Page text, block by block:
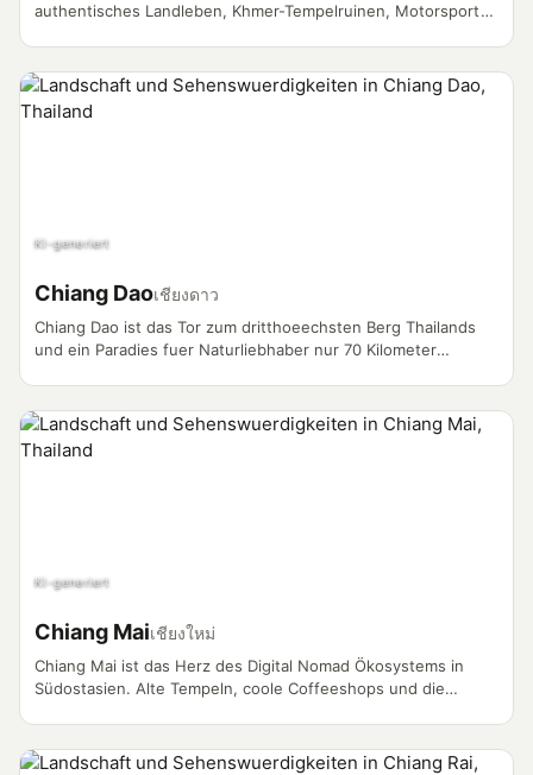
authentisches Landleben, Khmer-Tempelruinen, Motorsport
KI-generiert
Chiang Daoเชียงดาว
Chiang Dao ist das Tor zum dritthoeechsten Berg Thailands
und ein Paradies fuer Naturliebhaber nur 70 Kilometer
einige der besten Wanderungen Nordthailands.
KI-generiert
Chiang Maiเชียงใหม่
Chiang Mai ist das Herz des Digital Nomad Ökosystems in
Südostasien. Alte Tempeln, coole Coffeeshops und die